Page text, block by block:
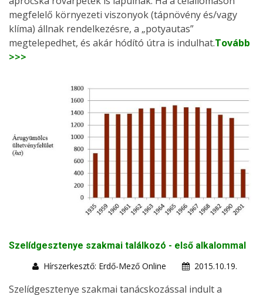
megfelelő környezeti viszonyok (tápnövény és/vagy
klíma) állnak rendelkezésre, a „potyautas”
megtelepedhet, és akár hódító útra is indulhat.Tovább
>>>
Szelídgesztenye szakmai találkozó - első alkalommal
Hírszerkesztő: Erdő-Mező Online
2015.10.19.
Szelídgesztenye szakmai tanácskozással indult a